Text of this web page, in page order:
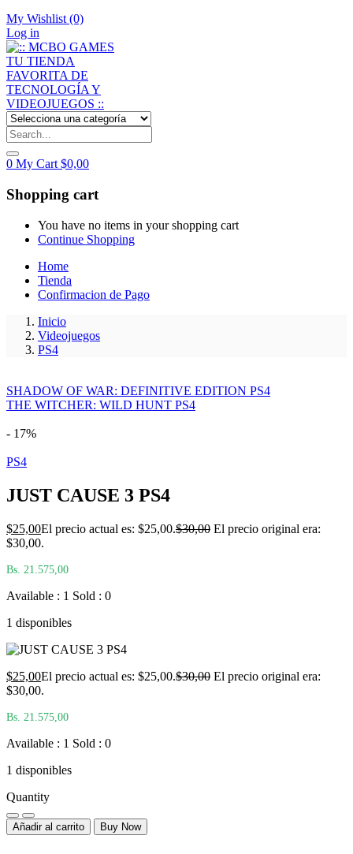
My Wishlist (0)
Log in
0 My Cart $0,00
Shopping cart
You have no items in your shopping cart
Continue Shopping
Home
Tienda
Confirmacion de Pago
Inicio
Videojuegos
PS4
SHADOW OF WAR: DEFINITIVE EDITION PS4
THE WITCHER: WILD HUNT PS4
- 17%
PS4
JUST CAUSE 3 PS4
$25,00El precio actual es: $25,00.$30,00 El precio original era:
$30,00.
Bs. 21.575,00
Available : 1 Sold : 0
1 disponibles
$25,00El precio actual es: $25,00.$30,00 El precio original era:
$30,00.
Bs. 21.575,00
Available : 1 Sold : 0
1 disponibles
Quantity
Añadir al carrito Buy Now